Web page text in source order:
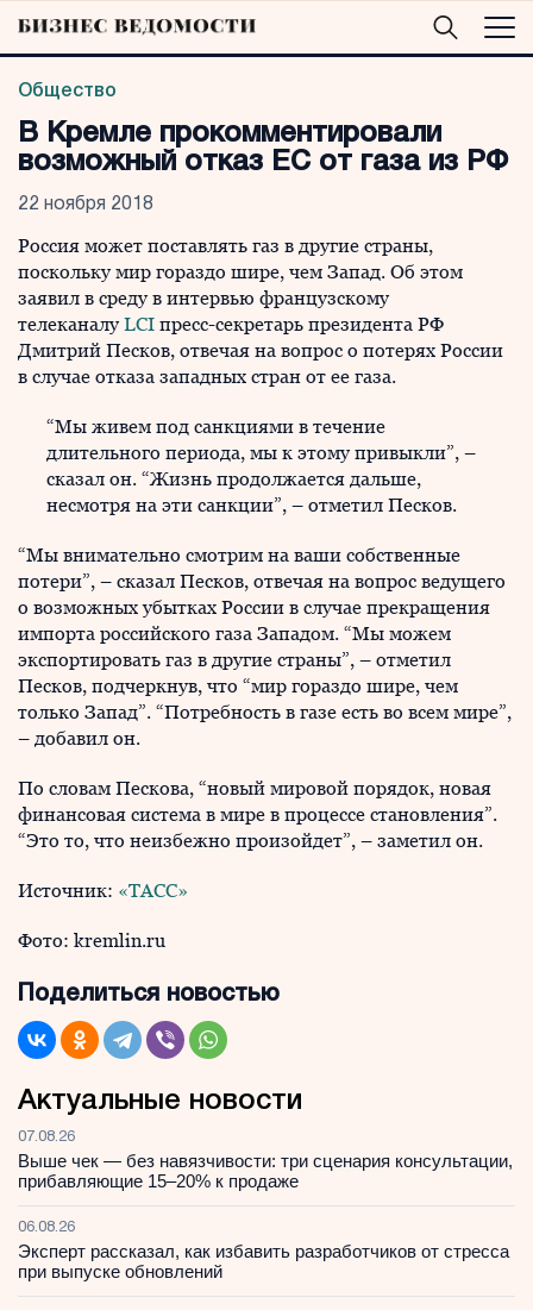
Общество
В Кремле прокомментировали
возможный отказ ЕС от газа из РФ
22 ноября 2018
Россия может поставлять газ в другие страны,
поскольку мир гораздо шире, чем Запад. Об этом
заявил в среду в интервью французскому
телеканалуLCI пресс-секретарь президента РФ
Дмитрий Песков, отвечая на вопрос о потерях России
в случае отказа западных стран от ее газа.
“Мы живем под санкциями в течение
длительного периода, мы к этому привыкли”, –
сказал он. “Жизнь продолжается дальше,
несмотря на эти санкции”, – отметил Песков.
“Мы внимательно смотрим на ваши собственные
потери”, – сказал Песков, отвечая на вопрос ведущего
о возможных убытках России в случае прекращения
импорта российского газа Западом. “Мы можем
экспортировать газ в другие страны”, – отметил
Песков, подчеркнув, что “мир гораздо шире, чем
только Запад”. “Потребность в газе есть во всем мире”,
– добавил он.
По словам Пескова, “новый мировой порядок, новая
финансовая система в мире в процессе становления”.
“Это то, что неизбежно произойдет”, – заметил он.
Источник: «ТАСС»
Фото: kremlin.ru
Поделиться новостью
Актуальные новости
07.08.26
Выше чек — без навязчивости: три сценария консультации,
прибавляющие 15–20% к продаже
06.08.26
Эксперт рассказал, как избавить разработчиков от стресса
при выпуске обновлений